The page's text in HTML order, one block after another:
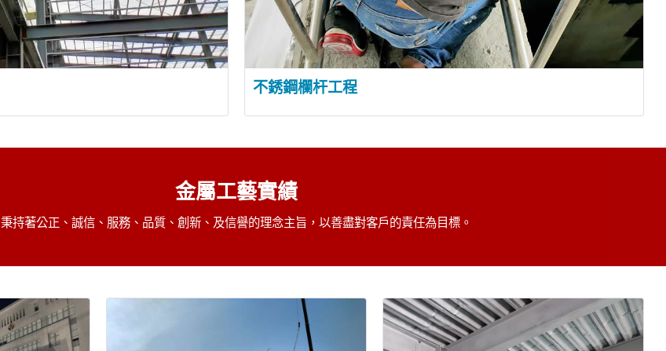
不銹鋼欄杆工程
金屬工藝實績
秉持著公正、誠信、服務、品質、創新、及信譽的理念主旨，以善盡對客戶的責任為目標。